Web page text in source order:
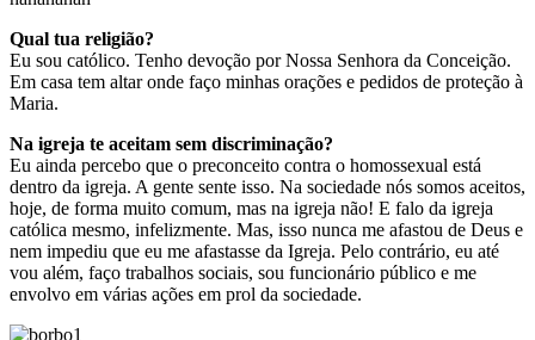
Qual tua religião?
Eu sou católico. Tenho devoção por Nossa Senhora da Conceição.
Em casa tem altar onde faço minhas orações e pedidos de proteção à
Maria.
Na igreja te aceitam sem discriminação?
Eu ainda percebo que o preconceito contra o homossexual está
dentro da igreja. A gente sente isso. Na sociedade nós somos aceitos,
hoje, de forma muito comum, mas na igreja não! E falo da igreja
católica mesmo, infelizmente. Mas, isso nunca me afastou de Deus e
nem impediu que eu me afastasse da Igreja. Pelo contrário, eu até
vou além, faço trabalhos sociais, sou funcionário público e me
envolvo em várias ações em prol da sociedade.